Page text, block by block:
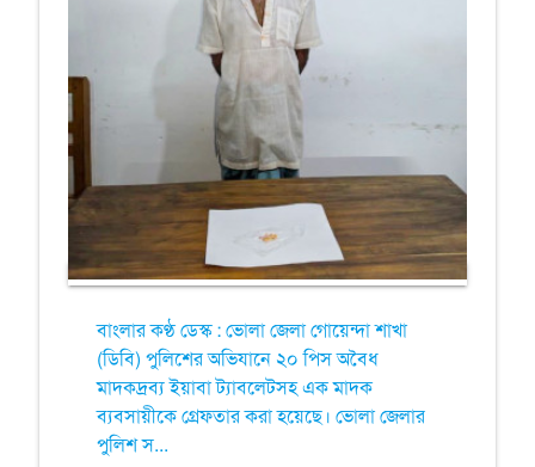
বাংলার কণ্ঠ ডেস্ক : ভোলা জেলা গোয়েন্দা শাখা
(ডিবি) পুলিশের অভিযানে ২০ পিস অবৈধ
মাদকদ্রব্য ইয়াবা ট্যাবলেটসহ এক মাদক
ব্যবসায়ীকে গ্রেফতার করা হয়েছে। ভোলা জেলার
পুলিশ স...